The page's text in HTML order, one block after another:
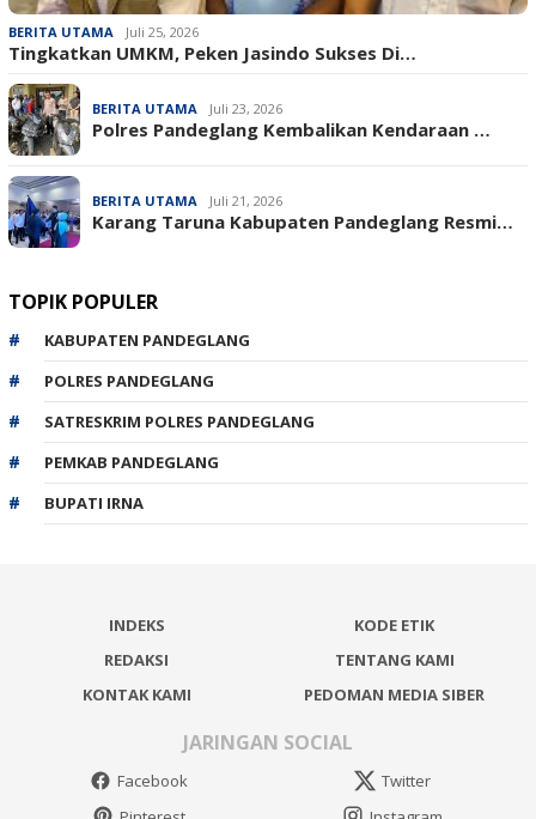
BERITA UTAMA Juli 25, 2026
Tingkatkan UMKM, Peken Jasindo Sukses Di…
BERITA UTAMA Juli 23, 2026
‎Polres Pandeglang Kembalikan Kendaraan …
BERITA UTAMA Juli 21, 2026
Karang Taruna Kabupaten Pandeglang Resmi…
TOPIK POPULER
KABUPATEN PANDEGLANG
POLRES PANDEGLANG
SATRESKRIM POLRES PANDEGLANG
PEMKAB PANDEGLANG
BUPATI IRNA
INDEKS
KODE ETIK
REDAKSI
TENTANG KAMI
KONTAK KAMI
PEDOMAN MEDIA SIBER
JARINGAN SOCIAL
Facebook
Twitter